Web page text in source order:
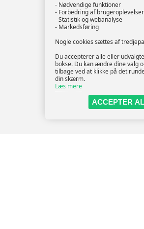
- Nødvendige funktioner
- Forbedring af
- Statistik og webanalyse
- Markedsføring
Nogle cookies sættes af
Du accepterer alle eller
bokse. Du kan ændre dine valg
tilbage ved at klikke på det
din skærm.
Læs mere
ACCEPTER